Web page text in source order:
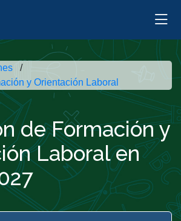
y Orientación Laboral
de Formación y
Laboral en